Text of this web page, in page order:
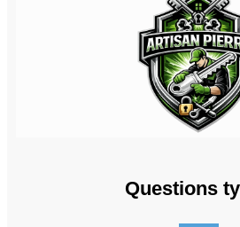
Questions